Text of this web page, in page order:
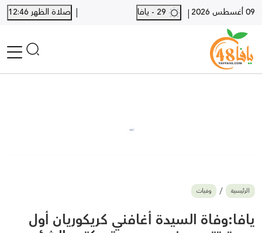
09 أغسطس 2026 |
| صلاة الظهر 12:46
بيع وشراء
أخبار القدس
وفيات
الرئيسية وفيات
يافا:وفاة السيدة أغافني كريكوريان أول